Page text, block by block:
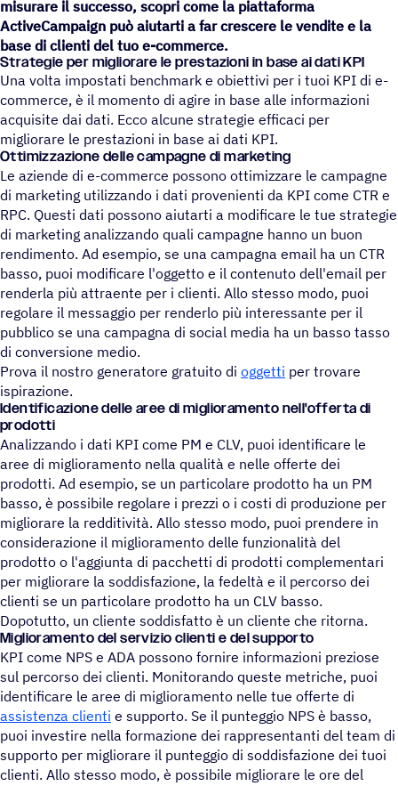
misurare il successo, scopri come la piattaforma
ActiveCampaign può aiutarti a far crescere le vendite e la
base di clienti del tuo e-commerce.
Stra­te­gie per miglio­rare le presta­zioni in base ai dati KPI
Una volta impostati benchmark e obiettivi per i tuoi KPI di e-
commerce, è il momento di agire in base alle informazioni
acquisite dai dati. Ecco alcune strategie efficaci per
migliorare le prestazioni in base ai dati KPI.
Ottimizzazione delle campagne di marketing
Le aziende di e-commerce possono ottimizzare le campagne
di marketing utilizzando i dati provenienti da KPI come CTR e
RPC. Questi dati possono aiutarti a modificare le tue strategie
di marketing analizzando quali campagne hanno un buon
rendimento. Ad esempio, se una campagna email ha un CTR
basso, puoi modificare l'oggetto e il contenuto dell'email per
renderla più attraente per i clienti. Allo stesso modo, puoi
regolare il messaggio per renderlo più interessante per il
pubblico se una campagna di social media ha un basso tasso
di conversione medio.
Prova il nostro generatore gratuito di oggetti per trovare
ispirazione.
Identificazione delle aree di miglioramento nell'offerta di
prodotti
Analizzando i dati KPI come PM e CLV, puoi identificare le
aree di miglioramento nella qualità e nelle offerte dei
prodotti. Ad esempio, se un particolare prodotto ha un PM
basso, è possibile regolare i prezzi o i costi di produzione per
migliorare la redditività. Allo stesso modo, puoi prendere in
considerazione il miglioramento delle funzionalità del
prodotto o l'aggiunta di pacchetti di prodotti complementari
per migliorare la soddisfazione, la fedeltà e il percorso dei
clienti se un particolare prodotto ha un CLV basso.
Dopotutto, un cliente soddisfatto è un cliente che ritorna.
Miglioramento del servizio clienti e del supporto
KPI come NPS e ADA possono fornire informazioni preziose
sul percorso dei clienti. Monitorando queste metriche, puoi
identificare le aree di miglioramento nelle tue offerte di
assistenza clienti e supporto. Se il punteggio NPS è basso,
puoi investire nella formazione dei rappresentanti del team di
supporto per migliorare il punteggio di soddisfazione dei tuoi
clienti. Allo stesso modo, è possibile migliorare le ore del